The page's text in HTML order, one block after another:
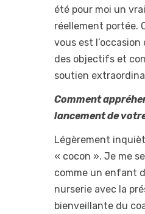
été pour moi un
réellement portée.
vous est
des objectifs et
soutien
Comment
lancement de
Légèrement
« cocon ». Je me
comme un enfant
nurserie avec la
bienveillante du